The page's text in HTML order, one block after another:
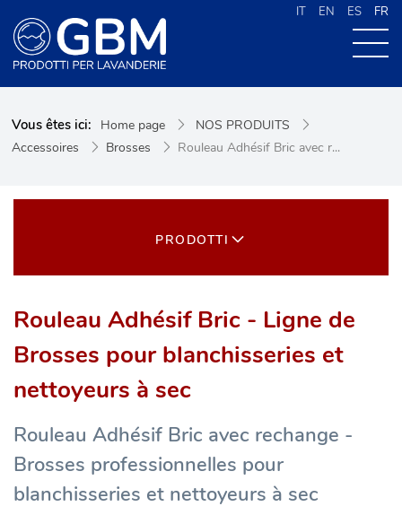
IT EN ES FR
NOS PRODUITS
CONTACTS
Vous êtes ici: Home page
NOS PRODUITS
Accessoires
Brosses Rouleau Adhésif Bric avec r...
PRODOTTI
Rouleau Adhésif Bric - Ligne de
Brosses pour blanchisseries et
nettoyeurs à sec
Rouleau Adhésif Bric avec rechange -
Brosses professionnelles pour
blanchisseries et nettoyeurs à sec